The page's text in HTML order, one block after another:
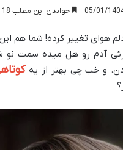
خواندن این مطلب 18 دقیقه زمان میبرد
هوای تغییر کرده! شما هم
آدم رو هل میده سمت نو
و خب چی بهتر از یه